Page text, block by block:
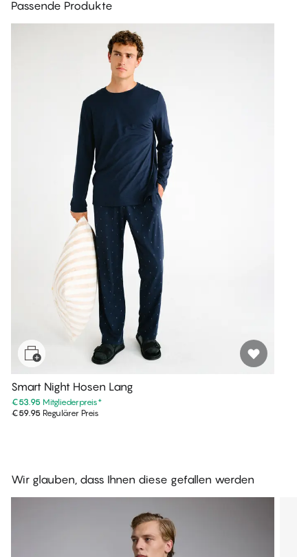
Passende Produkte
Smart Night Hosen Lang
€53.95 Mitgliederpreis*
€59.95 Regulärer Preis
Wir glauben, dass Ihnen diese gefallen werden